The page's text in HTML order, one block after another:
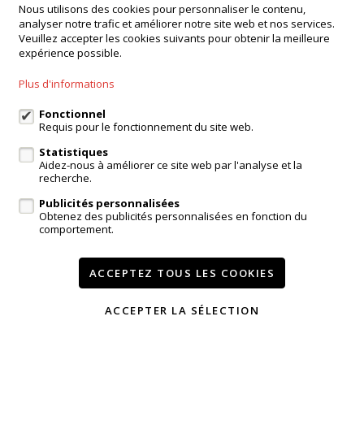
Agence Ninove
Onderwijslaan 45, 9400 Ninove
Agence Dilbeek
Agence Kampenhout
Zeypestraat 52B, Kampenhout
login propriétaire
A vendre A louer Réferences
Contact
Services
Témoignages
Modifier mes préférences cookies
Vie privée
powered by Whise
Nous utilisons des cookies pour personnaliser le contenu,
analyser notre trafic et améliorer notre site web et nos services.
Veuillez accepter les cookies suivants pour obtenir la meilleure
expérience possible.
Plus d'informations
Fonctionnel
Requis pour le fonctionnement du site web.
Statistiques
Aidez-nous à améliorer ce site web par l'analyse et la
recherche.
Publicités personnalisées
Obtenez des publicités personnalisées en fonction du
comportement.
ACCEPTEZ TOUS LES COOKIES
ACCEPTER LA SÉLECTION